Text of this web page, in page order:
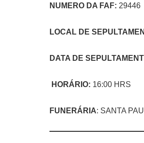
NUMERO DA FAF: 29446
LOCAL DE
DATA DE
HORÁRIO: 16:00 HRS
FUNERÁRIA: SANTA